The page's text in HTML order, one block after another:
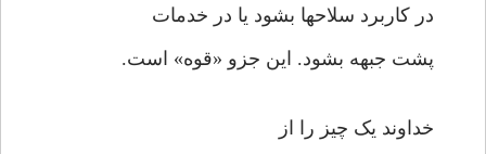
در کاربرد سلاحها بشود یا در خدمات
پشت جبهه بشود. این جزو «قوه» است.
خداوند یک چیز را از